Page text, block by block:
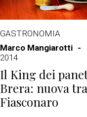
GASTRONOMIA
Marco Mangiarotti
2014
Il King dei
Brera: nuova
Fiasconaro